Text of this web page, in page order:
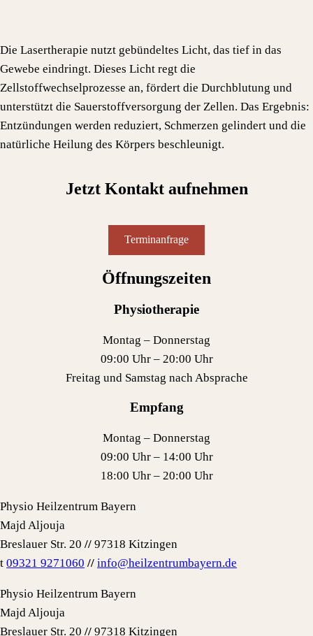
Die Lasertherapie nutzt gebündeltes Licht, das tief in das
Gewebe eindringt. Dieses Licht regt die
Zellstoffwechselprozesse an, fördert die Durchblutung und
unterstützt die Sauerstoffversorgung der Zellen. Das Ergebnis:
Entzündungen werden reduziert, Schmerzen gelindert und die
natürliche Heilung des Körpers beschleunigt.
Jetzt Kontakt aufnehmen
Terminanfrage
Öffnungszeiten
Physiotherapie
Montag – Donnerstag
09:00 Uhr – 20:00 Uhr
Freitag und Samstag nach Absprache
Empfang
Montag – Donnerstag
09:00 Uhr – 14:00 Uhr
18:00 Uhr – 20:00 Uhr
Physio Heilzentrum Bayern
Majd Aljouja
Breslauer Str. 20 // 97318 Kitzingen
t 09321 9271060 // info@heilzentrumbayern.de
Physio Heilzentrum Bayern
Majd Aljouja
Breslauer Str. 20 // 97318 Kitzingen